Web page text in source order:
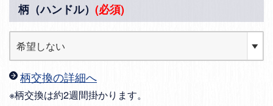
柄（ハンドル） (必須)
柄交換の詳細へ
※柄交換は約2週間掛かります。